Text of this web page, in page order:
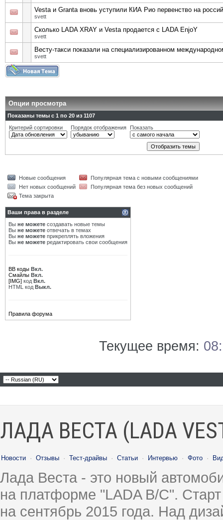
Vesta и Granta вновь уступили КИА Рио первенство на
svett
Сколько LADA XRAY и Vesta продается с LADA EnjoY
svett
Весту-такси показали на специализированном
svett
Опции просмотра
Показаны темы с 1 по 20 из 1107
Критерий сортировки
Порядок отображения Показать
Новые сообщения
Популярная тема с новыми сообщениями
Нет новых сообщений
Популярная тема без новых сообщений
Тема закрыта
Ваши права в разделе
Вы не можете создавать новые темы
Вы не можете отвечать в темах
Вы не можете прикреплять вложения
Вы не можете редактировать свои сообщения
BB коды Вкл.
Смайлы Вкл.
[IMG] код Вкл.
HTML код Выкл.
Правила форума
Текущее время:
ЛАДА ВЕСТА (LADA
Новости · Отзывы · Тест-драйвы · Статьи · Интервью · Фото ·
Лада Веста - это новый
на платформе "LADA B/C".
на сентябрь 2015 года. Над